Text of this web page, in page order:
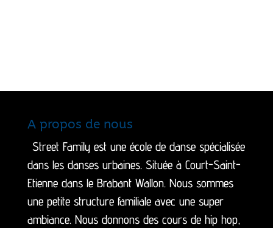
A propos de nous
Street Family est une école de danse spécialisée
dans les danses urbaines. Située à Court-Saint-
Etienne dans le Brabant Wallon. Nous sommes
une petite structure familiale avec une super
ambiance. Nous donnons des cours de hip hop,